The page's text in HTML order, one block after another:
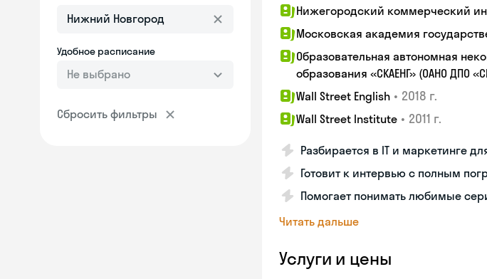
Удобное расписание
Не выбрано
Сбросить фильтры
Нижегородский коммерческий
Московская академия
Образовательная автономная
образования «СКАЕНГ» (ОАНО ДПО
Wall Street English • 2018 г.
Wall Street Institute • 2011 г.
Разбирается в IT и маркетинге
Готовит к интервью с полным
Помогает понимать любимые
Читать дальше
Услуги и цены